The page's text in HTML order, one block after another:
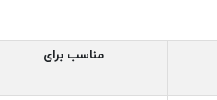
مناسب برای